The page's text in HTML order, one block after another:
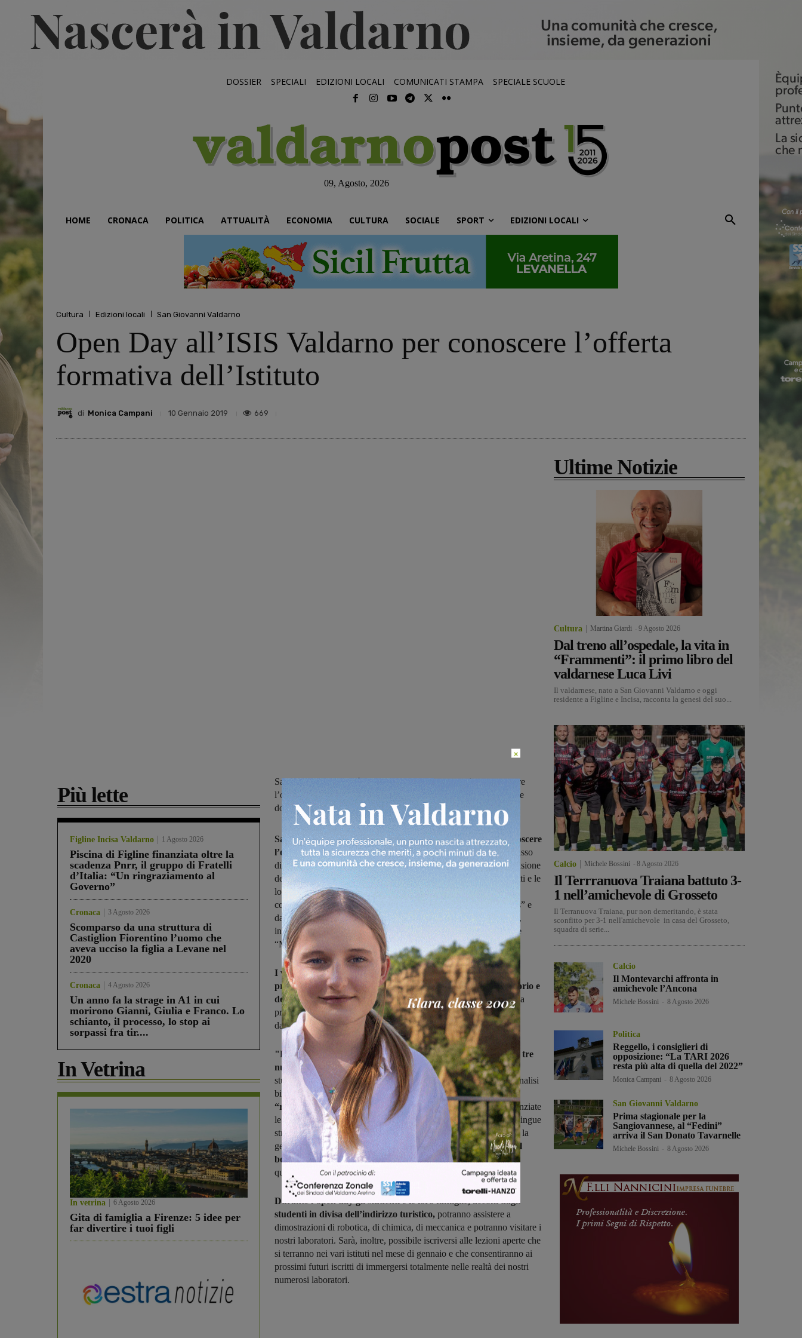
DOSSIER SPECIALI EDIZIONI LOCALI COMUNICATI STAMPA SPECIALE SCUOLE
09, Agosto, 2026
HOME CRONACA POLITICA ATTUALITÀ ECONOMIA CULTURA SOCIALE SPORT EDIZIONI LOCALI
Cultura Edizioni locali San Giovanni Valdarno
Open Day all’ISIS Valdarno per conoscere l’offerta
formativa dell’Istituto
di Monica Campani 10 Gennaio 2019 669
Più lette
Figline Incisa Valdarno 1 Agosto 2026
Piscina di Figline finanziata oltre la
scadenza Pnrr, il gruppo di Fratelli
d’Italia: “Un ringraziamento al
Governo”
Cronaca 3 Agosto 2026
Scomparso da una struttura di
Castiglion Fiorentino l’uomo che
aveva ucciso la figlia a Levane nel
2020
Cronaca 4 Agosto 2026
Un anno fa la strage in A1 in cui
morirono Gianni, Giulia e Franco. Lo
schianto, il processo, lo stop ai
sorpassi fra tir....
In Vetrina
In vetrina 6 Agosto 2026
Gita di famiglia a Firenze: 5 idee per
far divertire i tuoi figli
Sabato 12 gennaio sarà l’ultima occasione per scoprire e conoscere
l’offerta formativa dell’Istituto con il maggior tasso di occupazione
dopo il diploma della provincia di Arezzo
Sabato 12 gennaio sarà l’ultima occasione per scoprire e conoscere
l’offerta formativa dell’ISIS Valdarno, l’Istituto con maggior tasso
di occupazione dopo il diploma della provincia di Arezzo, in occasione
dell’Open Day. I docenti e gli studenti accoglieranno i futuri iscritti e le
loro famiglie dalle 15.00 alle 19.00 nella sede viale Gramsci, per
coloro che sono interessati ai percorsi offerti dall’ITT “G. Ferraris” e
dall’ ITE “F. Severi”, e nella sede in via Trieste 20 per coloro che,
invece, intendono approfondire l’offerta dell’Istituto Professionale
“Marconi”.
I visitatori potranno scoprire i nuovi orientamenti di studio
proposti dall’ISIS Valdarno in linea con le richieste del territorio e
del mondo del lavoro, richieste che confermano l’eccellenza della
preparazione professionale e tecnica dell’Istituto come risulta
dall’indagine Eduscopio, elaborata dalla fondazione Agnelli.
"Dal prossimo anno scolastico l’ISIS Valdarno ha puntato su tre
nuovi percorsi di studio:“biotecnologie sanitarie”, rivolto agli
studenti che intendono acquisire le competenze nel campo delle analisi
biologiche e negli ambiti chimico, biochimico e farmaceutico;
“relazioni internazionali per il marketing” nel quale sono potenziate
le strategie di comunicazione aziendale attraverso lo studio di tre lingue
straniere e attraverso l’uso di appropriati strumenti tecnologici per la
gestione aziendale a livello internazionale; e infine i“percorsi del
benessere: estetista e acconciatore” che si concludono con una
qualifica professionale al termine del III anno.
Durante l’open day gli studenti e le loro famiglie, accolti dagli
studenti in divisa dell’indirizzo turistico, potranno assistere a
dimostrazioni di robotica, di chimica, di meccanica e potranno visitare i
nostri laboratori. Sarà, inoltre, possibile iscriversi alle lezioni aperte che
si terranno nei vari istituti nel mese di gennaio e che consentiranno ai
prossimi futuri iscritti di immergersi totalmente nelle realtà dei nostri
numerosi laboratori.
Ultime Notizie
Cultura Martina Giardi 9 Agosto 2026
Dal treno all’ospedale, la vita in
“Frammenti”: il primo libro del
valdarnese Luca Livi
Il valdarnese, nato a San Giovanni Valdarno e oggi
residente a Figline e Incisa, racconta la genesi del suo...
Calcio Michele Bossini 8 Agosto 2026
Il Terrranuova Traiana battuto 3-
1 nell’amichevole di Grosseto
Il Terranuova Traiana, pur non demeritando, è stata
sconfitto per 3-1 nell'amichevole in casa del Grosseto,
squadra di serie...
Calcio
Il Montevarchi affronta in
amichevole l’Ancona
Michele Bossini 8 Agosto 2026
Politica
Reggello, i consiglieri di
opposizione: “La TARI 2026
resta più alta di quella del 2022”
Monica Campani 8 Agosto 2026
San Giovanni Valdarno
Prima stagionale per la
Sangiovannese, al “Fedini”
arriva il San Donato Tavarnelle
Michele Bossini 8 Agosto 2026
×